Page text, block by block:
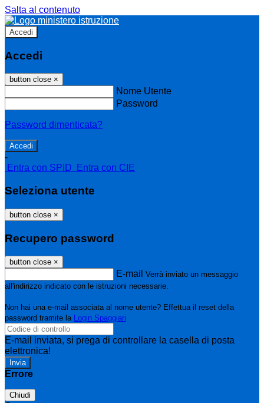
Salta al contenuto
Accedi
Accedi
button close ×
Nome Utente
Password
Password dimenticata?
-
Entra con SPID
Entra con CIE
Seleziona utente
button close ×
Recupero password
button close ×
E-mail Verrà inviato un messaggio
all'indirizzo indicato con le istruzioni necessarie.
Non hai una e-mail associata al nome utente? Effettua il reset della
password tramite la Login Spaggiari
E-mail inviata, si prega di controllare la casella di posta
elettronica!
Errore
Chiudi